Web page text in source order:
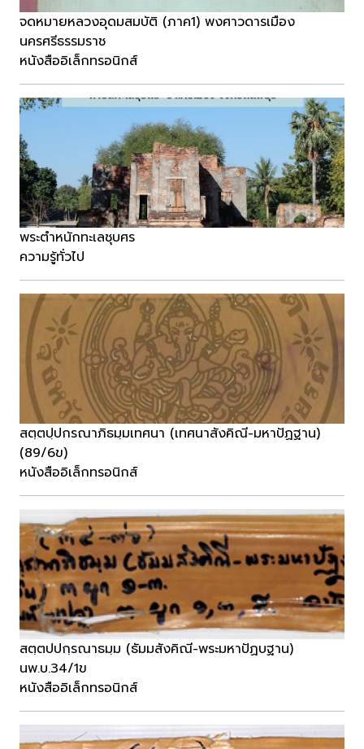
จดหมายหลวงอุดมสมบัติ (ภาค1) พงศาวดารเมือง
นครศรีธรรมราช
หนังสืออิเล็กทรอนิกส์
พระตำหนักทะเลชุบศร
ความรู้ทั่วไป
สตฺตปฺปกรณาภิธมฺมเทศนา (เทศนาสังคิณี-มหาปัฏฐาน)
(89/6ข)
หนังสืออิเล็กทรอนิกส์
สตฺตปปกฺรณาธมฺม (ธัมมสังคิณี-พระมหาปัฏบฐาน)
นพ.บ.34/1ข
หนังสืออิเล็กทรอนิกส์